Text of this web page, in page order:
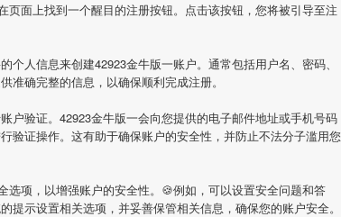
页面上找到一个醒目的注册按钮。点击该按钮，您将被引导至注
个人信息来创建42923金牛版一账户。通常包括用户名、密码、
准确完整的信息，以确保顺利完成注册。
户验证。 42923金牛版一会向您提供的电子邮件地址或手机号码
验证操作。这有助于确保账户的安全性，并防止不法分子滥用您
选项，以增强账户的安全性。🍪例如，可以设置安全问题和答
提示设置相关选项，并妥善保管相关信息，确保您的账户安全。